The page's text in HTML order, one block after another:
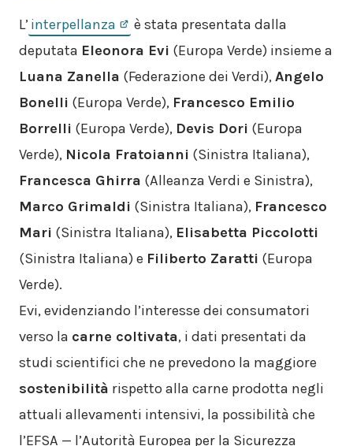
L’interpellanza
è stata presentata dalla
deputata Eleonora Evi (Europa Verde) insieme a
Luana Zanella (Federazione dei Verdi),Angelo
Bonelli (Europa Verde), Francesco Emilio
Borrelli (Europa Verde), Devis Dori (Europa
Verde), Nicola Fratoianni (Sinistra Italiana),
Francesca Ghirra (Alleanza Verdi e Sinistra),
Marco Grimaldi (Sinistra Italiana), Francesco
Mari (Sinistra Italiana), Elisabetta Piccolotti
(Sinistra Italiana) e Filiberto Zaratti (Europa
Verde).
Evi, evidenziando l’interesse dei consumatori
verso la carne coltivata, i dati presentati da
studi scientifici che ne prevedono la maggiore
sostenibilità rispetto alla carne prodotta negli
attuali allevamenti intensivi, la possibilità che
l’EFSA — l’Autorità Europea per la Sicurezza